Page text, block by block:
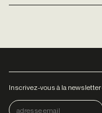
Inscrivez-vous à la